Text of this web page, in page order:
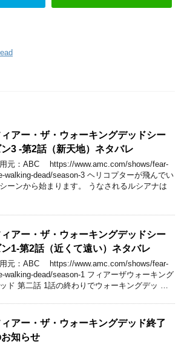
ィアー・ザ・ウォーキングデッドシー
ン3 -第2話（新天地）ネタバレ
元：ABC https://www.amc.com/shows/fear-
walking-dead/season-3 ヘリコプターが飛んでい
ーンから始まります。 うなされるルシアナは
ィアー・ザ・ウォーキングデッドシー
ン1-第2話（近くて遠い）ネタバレ
元：ABC https://www.amc.com/shows/fear-
walking-dead/season-1 フィアーザウォーキング
ド 第二話 1話の終わりでウォーキングデッ …
ィアー・ザ・ウォーキングデッド終了
知らせ